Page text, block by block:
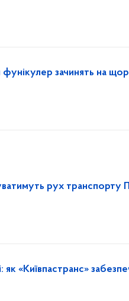
фунікулер зачинять на
рух транспорту
«Київпастранс»